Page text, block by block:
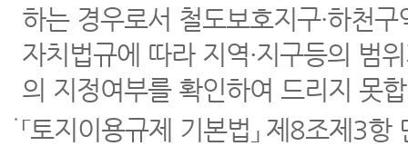
하는 경우로서 철도보호지구·하천
자치법규에 따라 지역·지구등의 범
의 지정여부를 확인하여 드리지 못
「토지이용규제 기본법」 제8조제3